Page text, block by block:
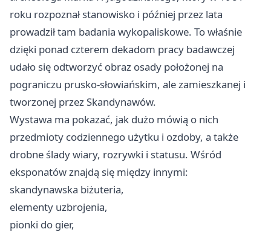
roku rozpoznał stanowisko i później przez lata
prowadził tam badania wykopaliskowe. To właśnie
dzięki ponad czterem dekadom pracy badawczej
udało się odtworzyć obraz osady położonej na
pograniczu prusko-słowiańskim, ale zamieszkanej i
tworzonej przez Skandynawów.
Wystawa ma pokazać, jak dużo mówią o nich
przedmioty codziennego użytku i ozdoby, a także
drobne ślady wiary, rozrywki i statusu. Wśród
eksponatów znajdą się między innymi:
skandynawska biżuteria,
elementy uzbrojenia,
pionki do gier,